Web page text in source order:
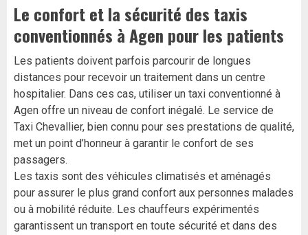
Le confort et la sécurité des taxis
conventionnés à Agen pour les patients
Les patients doivent parfois parcourir de longues
distances pour recevoir un traitement dans un centre
hospitalier. Dans ces cas, utiliser un taxi conventionné à
Agen offre un niveau de confort inégalé. Le service de
Taxi Chevallier, bien connu pour ses prestations de qualité,
met un point d’honneur à garantir le confort de ses
passagers.
Les taxis sont des véhicules climatisés et aménagés
pour assurer le plus grand confort aux personnes malades
ou à mobilité réduite. Les chauffeurs expérimentés
garantissent un transport en toute sécurité et dans des